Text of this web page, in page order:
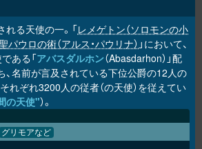
る天使の一。「レメゲトン（ソロモンの小
パウロの術（アルス・パウリナ） 」において、
ある「アバスダルホン（Abasdarhon）」配
、名前が言及されている下位公爵の12人の
れぞれ3200人の従者（の天使）を従えてい
の天使"）。
グリモアなど